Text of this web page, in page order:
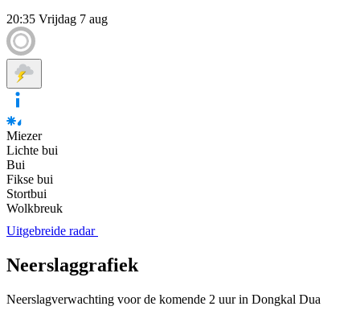
20:35 Vrijdag 7 aug
Miezer
Lichte bui
Bui
Fikse bui
Stortbui
Wolkbreuk
Uitgebreide radar
Neerslaggrafiek
Neerslagverwachting voor de komende 2 uur in Dongkal Dua